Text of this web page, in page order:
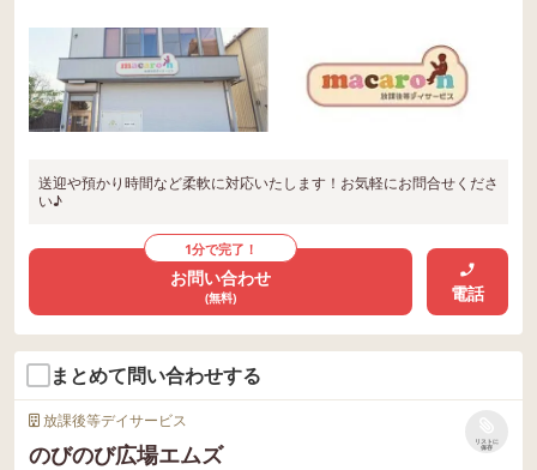
送迎や預かり時間など柔軟に対応いたします！お気軽にお問合せくださ
い♪
1分で完了！
お問い合わせ
(無料) 電話
まとめて問い合わせする
放課後等デイサービス
のびのび広場エムズ
リストに
保存